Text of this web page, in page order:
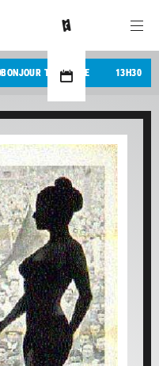
BONJOUR TRISTESSE 13 H30